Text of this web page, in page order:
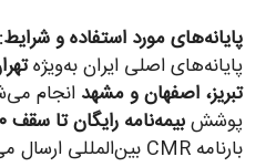
پایانه‌های مورد استفاده و شرایط:
پایانه‌های اصلی ایران به‌ویژه
تبریز، اصفهان و مشهد انجام
پوششبیمه‌نامه رایگان تا سقف ۵۰۰ میلیون تومان
بارنامه CMR بین‌المللی ارسال می‌گردند.